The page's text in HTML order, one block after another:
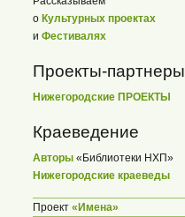
о Культурных проектах
и Фестивалях
Проекты-партнеры
Нижегородские ПРОЕКТЫ
Краеведение
Авторы «Библиотеки НХП»
Нижегородские краеведы
Проект «Имена»